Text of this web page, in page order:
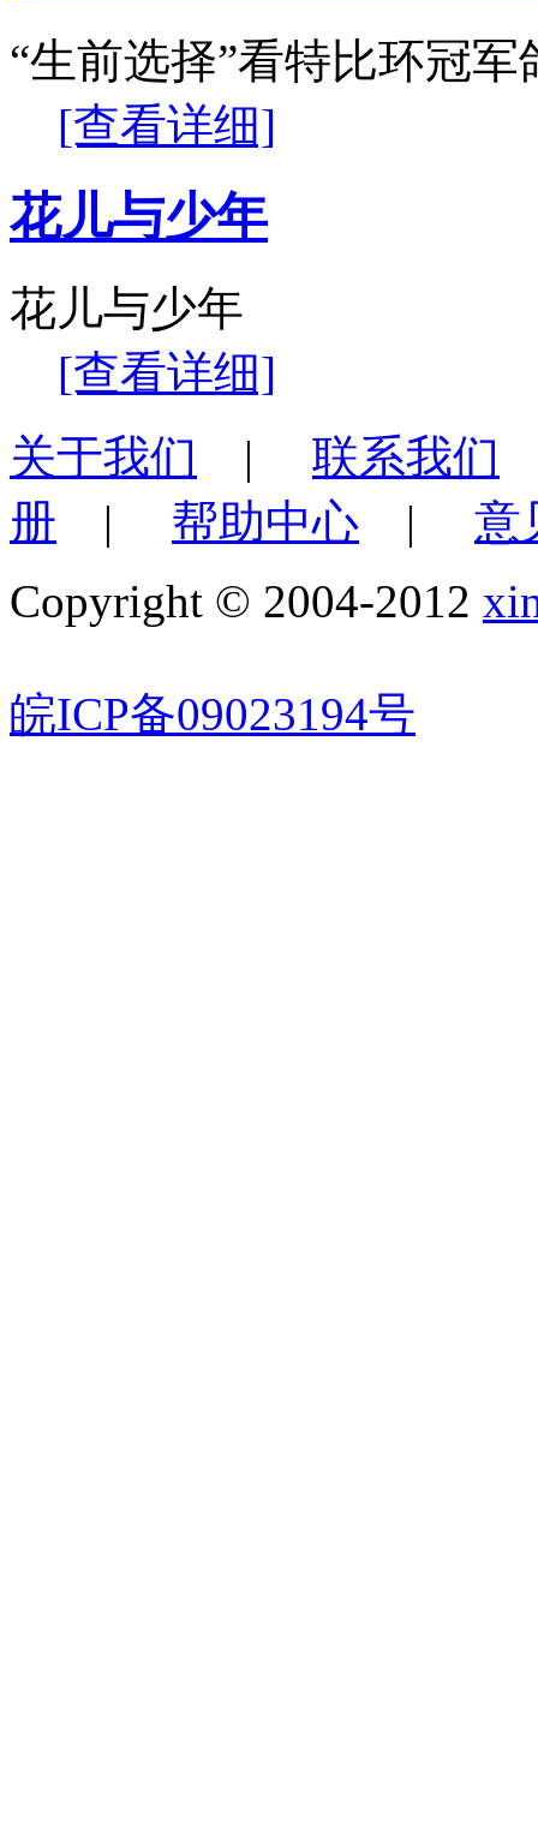
“生前选择”看特比环冠军
[查看详细]
花儿与少年
花儿与少年
[查看详细]
关于我们 | 联系我们
册 | 帮助中心 | 意
Copyright © 2004-2012
皖ICP备09023194号